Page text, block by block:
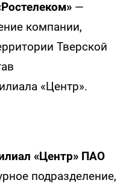
—
компании,
Тверской
«Центр».
«Центр» ПАО
подразделение,